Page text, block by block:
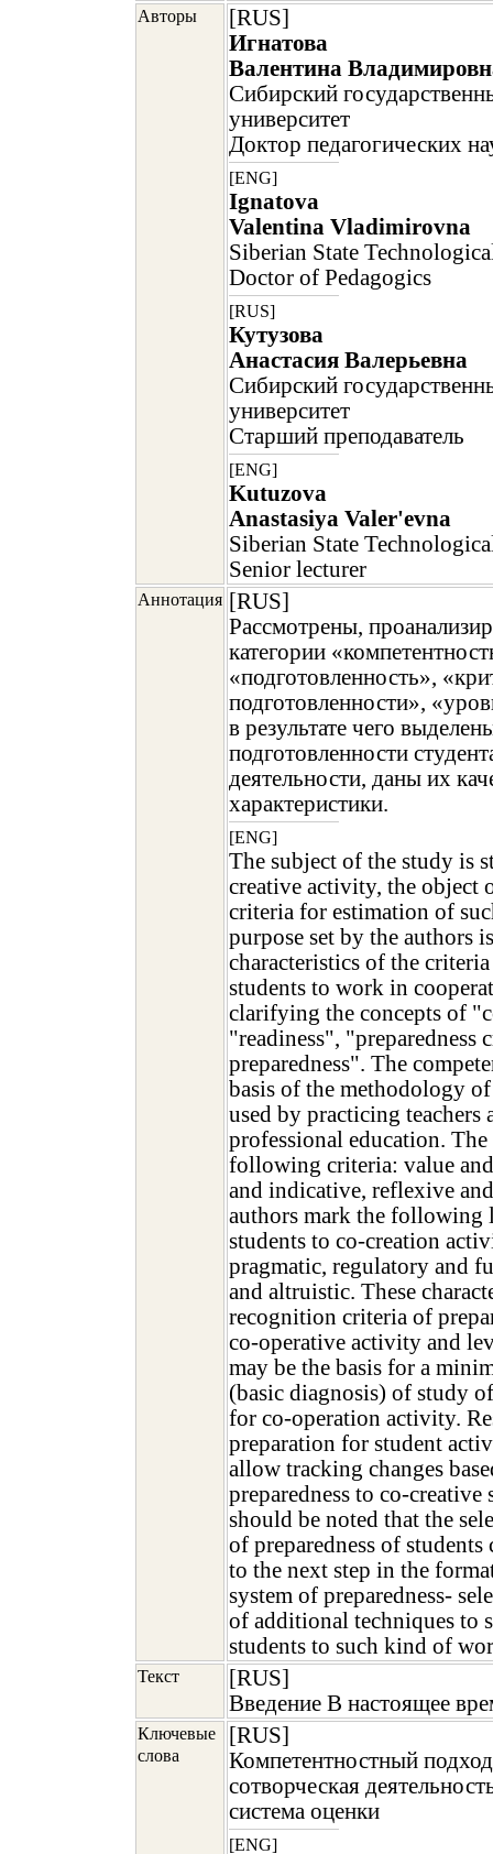
Авторы
[RUS]
Игнатова
Валентина
Сибирский
университет
Доктор педагогических
[ENG]
Ignatova
Valentina Vladimirovna
Siberian State
Doctor of Pedagogics
[RUS]
Кутузова
Анастасия Валерьевна
Сибирский
университет
Старший преподаватель
[ENG]
Kutuzova
Anastasiya Valer'evna
Siberian State
Senior lecturer
Аннотация [RUS]
Рассмотрены,
категории
«подготовленность»,
подготовленности»,
в результате чего
подготовленности
деятельности, даны их
характеристики.
[ENG]
The subject of the study is
creative activity, the object
criteria for estimation of
purpose set by the authors
characteristics of the
students to work in
clarifying the concepts of
"readiness", "preparedness
preparedness". The
basis of the methodology
used by practicing teachers
professional education.
following criteria: value
and indicative, reflexive
authors mark the following
students to co-creation
pragmatic, regulatory and
and altruistic. These
recognition criteria of
co-operative activity and
may be the basis for a
(basic diagnosis) of study
for co-operation activity.
preparation for student
allow tracking changes
preparedness to co-
should be noted that the
of preparedness of
to the next step in the
system of preparedness-
of additional techniques to
students to such kind of
Текст
[RUS]
Введение В настоящее
Ключевые
слова
[RUS]
Компетентностный подход
сотворческая
система оценки
[ENG]